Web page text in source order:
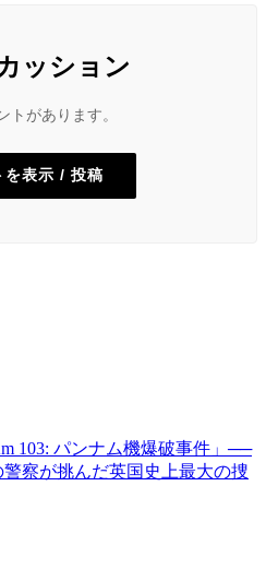
ッション
トがあります。
を表示 / 投稿
103: パンナム機爆破事件」──
察が挑んだ英国史上最大の捜